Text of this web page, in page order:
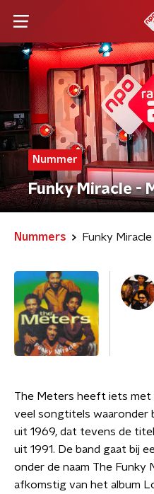
Nummer
Funky Miracle -
Nummers Funky Miracle
The Meters heeft iets met
veel songtitels waaronder
uit 1969, dat tevens de
uit 1991. De band gaat bij
onder de naam The Funky
afkomstig van het album